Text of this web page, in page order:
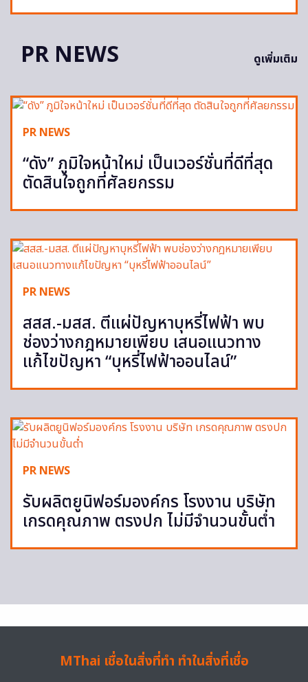
PR NEWS ดูเพิ่มเติม
PR NEWS
“ดัง” ภูมิใจหน้าใหม่ เป็นเวอร์ชั่นที่ดีที่สุด
ตัดสินใจถูกที่ศัลยกรรม
PR NEWS
สสส.-มสส. ตีแผ่ปัญหาบุหรี่ไฟฟ้า พบ
ช่องว่างกฎหมายเพียบ เสนอแนวทาง
แก้ไขปัญหา “บุหรี่ไฟฟ้าออนไลน์”
PR NEWS
รับผลิตยูนิฟอร์มองค์กร โรงงาน บริษัท
เกรดคุณภาพ ตรงปก ไม่มีจำนวนขั้นต่ำ
MThai เชื่อในสิ่งที่ทำ ทำในสิ่งที่เชื่อ